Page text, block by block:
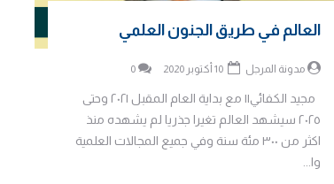
العالم في طريق الجنون العلمي
مدونة المرجل 10 أكتوبر 2020 0
مجيد الكفائي|| مع بداية العام المقبل ٢٠٢١ وحتى
٢٠٢٥ سيشهد العالم تغيرا جذريا لم يشهده منذ
اكثر من ٣٠٠ مئة سنة وفي جميع المجالات العلمية
وا...